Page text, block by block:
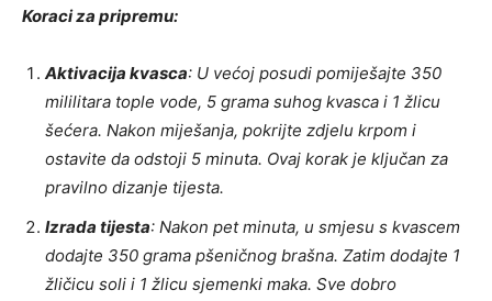
Koraci za pripremu:
Aktivacija kvasca: U većoj posudi pomiješajte 350
mililitara tople vode, 5 grama suhog kvasca i 1 žlicu
šećera. Nakon miješanja, pokrijte zdjelu krpom i
ostavite da odstoji 5 minuta. Ovaj korak je ključan za
pravilno dizanje tijesta.
Izrada tijesta: Nakon pet minuta, u smjesu s kvascem
dodajte 350 grama pšeničnog brašna. Zatim dodajte 1
žličicu soli i 1 žlicu sjemenki maka. Sve dobro